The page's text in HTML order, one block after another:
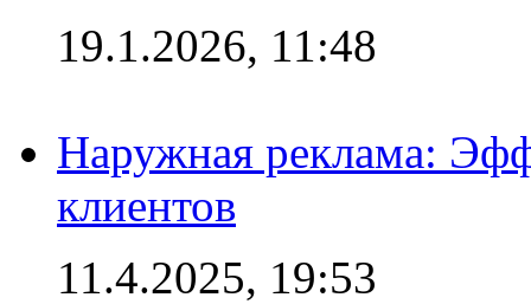
19.1.2026, 11:48
Наружная реклама:
клиентов
11.4.2025, 19:53